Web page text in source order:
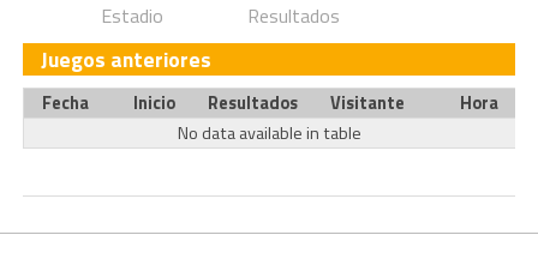
Estadio
Resultados
Juegos anteriores
Fecha Inicio Resultados Visitante
Hora
No data available in table